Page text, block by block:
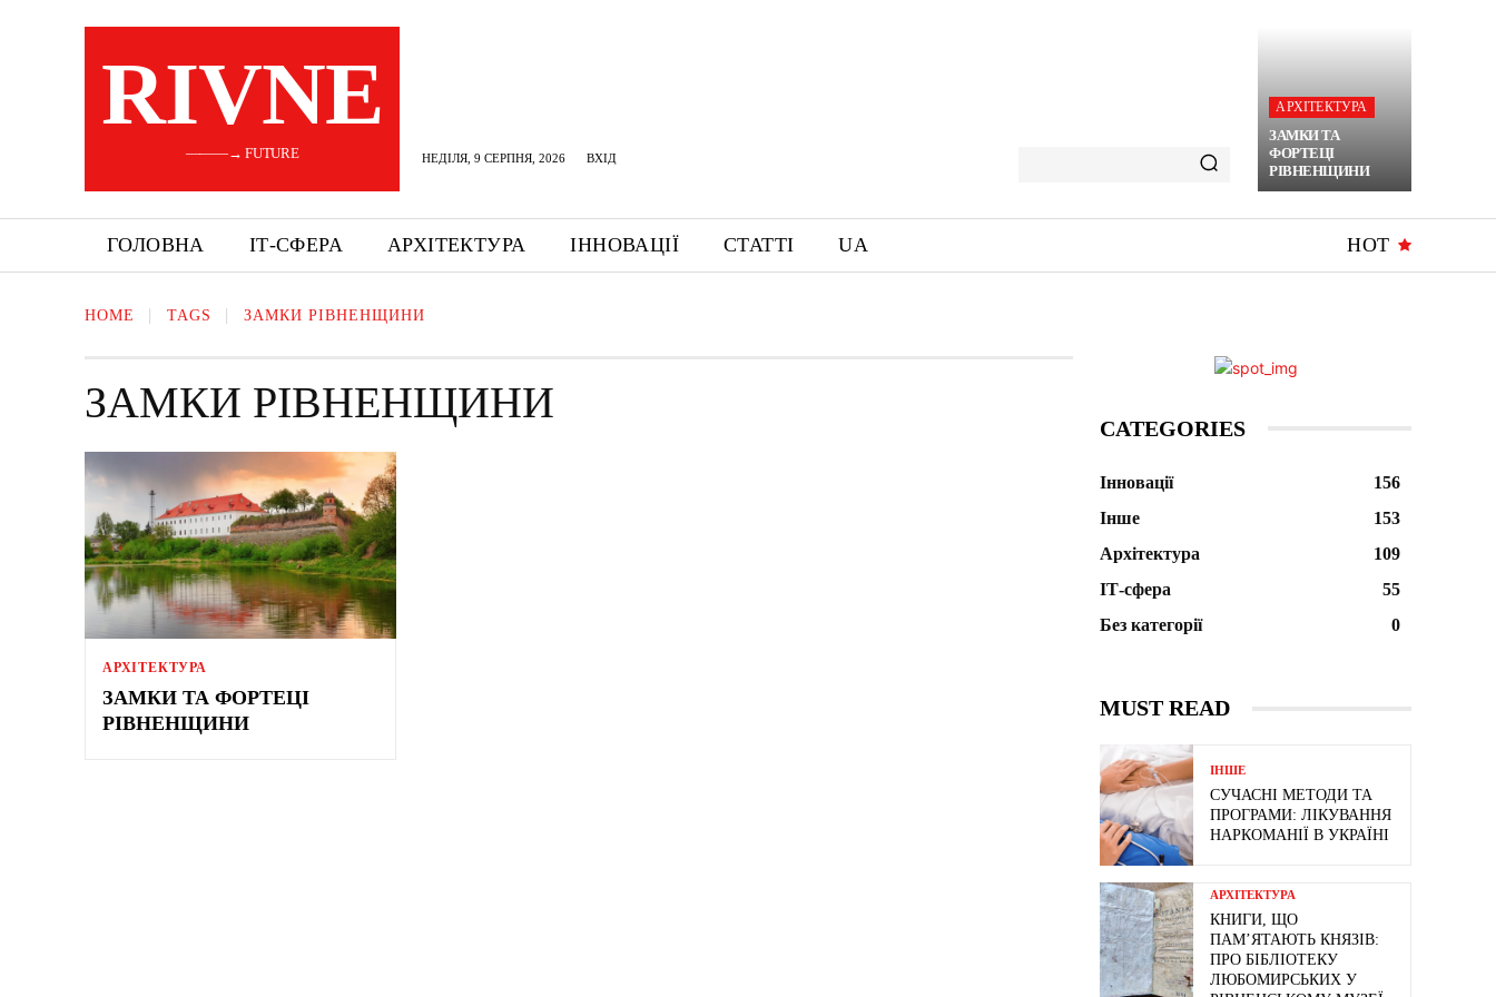
RIVNE
———→ FUTURE НЕДІЛЯ, 9 СЕРПНЯ, 2026 ВХІД
АРХІТЕКТУРА
ЗАМКИ ТА
ФОРТЕЦІ
РІВНЕНЩИНИ
ГОЛОВНА ІТ-СФЕРА АРХІТЕКТУРА ІННОВАЦІЇ СТАТТІ UA HOT
HOME TAGS ЗАМКИ РІВНЕНЩИНИ
ЗАМКИ РІВНЕНЩИНИ
АРХІТЕКТУРА
ЗАМКИ ТА ФОРТЕЦІ
РІВНЕНЩИНИ
CATEGORIES
Інновації
156
Інше
153
Архітектура
109
ІТ-сфера
55
Без категорії
0
MUST READ
ІНШЕ
СУЧАСНІ МЕТОДИ ТА
ПРОГРАМИ: ЛІКУВАННЯ
НАРКОМАНІЇ В УКРАЇНІ
АРХІТЕКТУРА
КНИГИ, ЩО
ПАМ’ЯТАЮТЬ КНЯЗІВ:
ПРО БІБЛІОТЕКУ
ЛЮБОМИРСЬКИХ У